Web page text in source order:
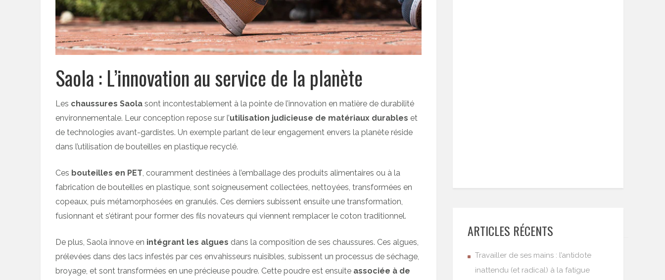
Saola : L’innovation au service de la planète
Les chaussures Saola sont incontestablement à la pointe de l’innovation en matière de durabilité
environnementale. Leur conception repose sur l’utilisation judicieuse de matériaux durables et
de technologies avant-gardistes. Un exemple parlant de leur engagement envers la planète réside
dans l’utilisation de bouteilles en plastique recyclé.
Ces bouteilles en PET, couramment destinées à l’emballage des produits alimentaires ou à la
fabrication de bouteilles en plastique, sont soigneusement collectées, nettoyées, transformées en
copeaux, puis métamorphosées en granulés. Ces derniers subissent ensuite une transformation,
fusionnant et s’étirant pour former des fils novateurs qui viennent remplacer le coton traditionnel.
De plus, Saola innove en intégrant les algues dans la composition de ses chaussures. Ces algues,
prélevées dans des lacs infestés par ces envahisseurs nuisibles, subissent un processus de séchage,
broyage, et sont transformées en une précieuse poudre. Cette poudre est ensuite associée à de
ARTICLES RÉCENTS
Travailler de ses mains : l’antidote
inattendu (et radical) à la fatigue